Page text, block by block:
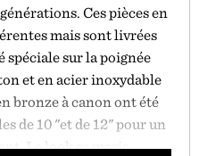
Ces pièces en
mais sont livrées
sur la poignée
et en acier inoxydable
bronze à canon ont été
de 10 "et de 12" pour un
Le look se marie